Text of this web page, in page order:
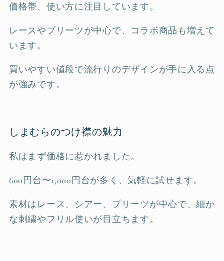
価格帯、使い方に注目しています。
レースやプリーツが中心で、コラボ商品も増えて
います。
買いやすい値段で流行りのデザインが手に入る点
が強みです。
しまむらのつけ襟の魅力
私はまず価格に惹かれました。
600円台〜1,000円台が多く、気軽に試せます。
素材はレース、シアー、プリーツが中心で、細か
な刺繍やフリル使いが目立ちます。